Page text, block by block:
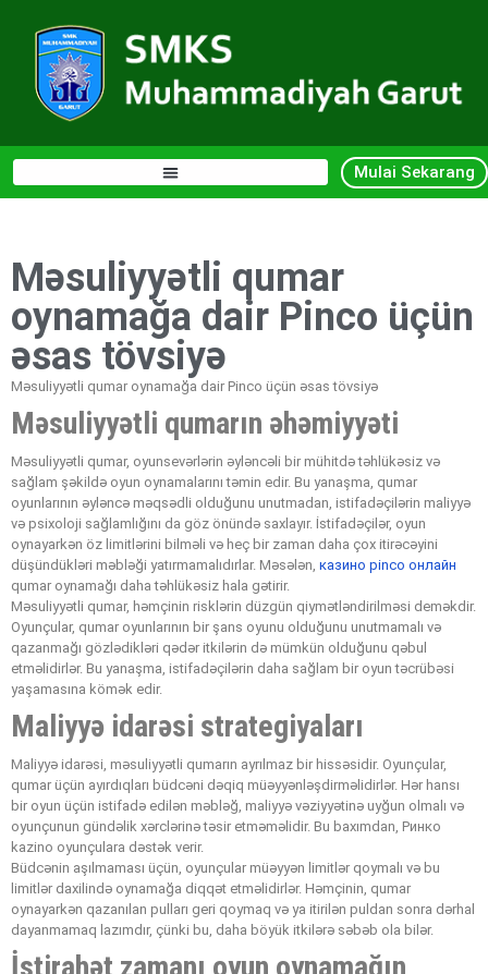
Mulai Sekarang
Məsuliyyətli qumar
oynamağa dair Pinco üçün
əsas tövsiyə
Məsuliyyətli qumar oynamağa dair Pinco üçün əsas tövsiyə
Məsuliyyətli qumarın əhəmiyyəti
Məsuliyyətli qumar, oyunsevərlərin əyləncəli bir mühitdə təhlükəsiz və
sağlam şəkildə oyun oynamalarını təmin edir. Bu yanaşma, qumar
oyunlarının əyləncə məqsədli olduğunu unutmadan, istifadəçilərin maliyyə
və psixoloji sağlamlığını da göz önündə saxlayır. İstifadəçilər, oyun
oynayarkən öz limitlərini bilməli və heç bir zaman daha çox itirəcəyini
düşündükləri məbləği yatırmamalıdırlar. Məsələn, казино pinco онлайн
qumar oynamağı daha təhlükəsiz hala gətirir.
Məsuliyyətli qumar, həmçinin risklərin düzgün qiymətləndirilməsi deməkdir.
Oyunçular, qumar oyunlarının bir şans oyunu olduğunu unutmamalı və
qazanmağı gözlədikləri qədər itkilərin də mümkün olduğunu qəbul
etməlidirlər. Bu yanaşma, istifadəçilərin daha sağlam bir oyun təcrübəsi
yaşamasına kömək edir.
Maliyyə idarəsi strategiyaları
Maliyyə idarəsi, məsuliyyətli qumarın ayrılmaz bir hissəsidir. Oyunçular,
qumar üçün ayırdıqları büdcəni dəqiq müəyyənləşdirməlidirlər. Hər hansı
bir oyun üçün istifadə edilən məbləğ, maliyyə vəziyyətinə uyğun olmalı və
oyunçunun gündəlik xərclərinə təsir etməməlidir. Bu baxımdan, Pинко
kazino oyunçulara dəstək verir.
Büdcənin aşılmaması üçün, oyunçular müəyyən limitlər qoymalı və bu
limitlər daxilində oynamağa diqqət etməlidirlər. Həmçinin, qumar
oynayarkən qazanılan pulları geri qoymaq və ya itirilən puldan sonra dərhal
dayanmamaq lazımdır, çünki bu, daha böyük itkilərə səbəb ola bilər.